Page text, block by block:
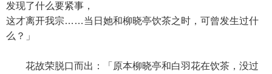
发现了什么要紧事，
这才离开我宗……当日她和柳晓亭饮茶之时，可曾发生过什
么？」
花故荣脱口而出：「原本柳晓亭和白羽花在饮茶，没过